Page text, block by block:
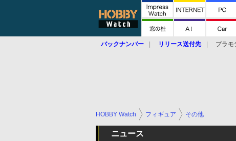
バックナンバー リリース送付先 プラモ
HOBBY Watch フィギュア その他
ニュース